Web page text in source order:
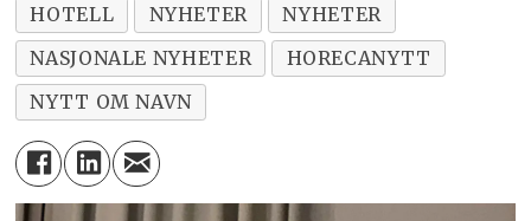
HOTELL NYHETER
NYHETER
NASJONALE NYHETER
HORECANYTT
NYTT OM NAVN